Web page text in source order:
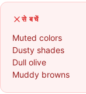
से बचें
Muted colors
Dusty shades
Dull olive
Muddy browns